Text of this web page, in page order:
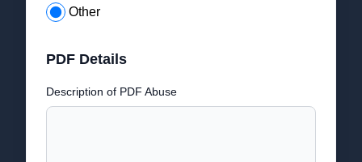
Other
PDF Details
Description of PDF Abuse